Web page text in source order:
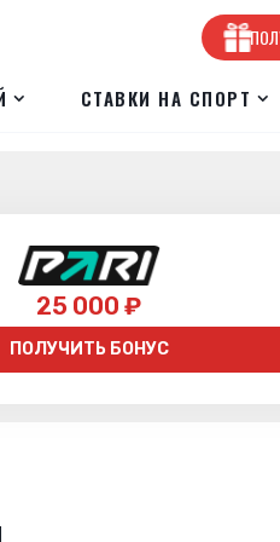
СТАВКИ НА СПОРТ
25 000 ₽
ПОЛУЧИТЬ БОНУС